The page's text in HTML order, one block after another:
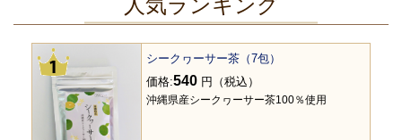
シークヮーサー茶（7包）
価格:540 円（税込）
沖縄県産シークヮーサー茶100％使用